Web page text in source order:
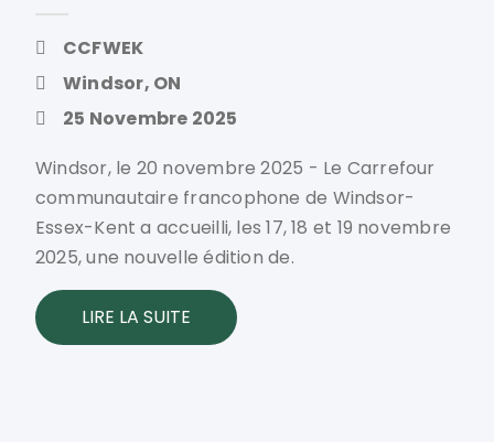
CCFWEK
Windsor, ON
25 Novembre 2025
Windsor, le 20 novembre 2025 - Le Carrefour
communautaire francophone de Windsor-
Essex-Kent a accueilli, les 17, 18 et 19 novembre
2025, une nouvelle édition de.
LIRE LA SUITE